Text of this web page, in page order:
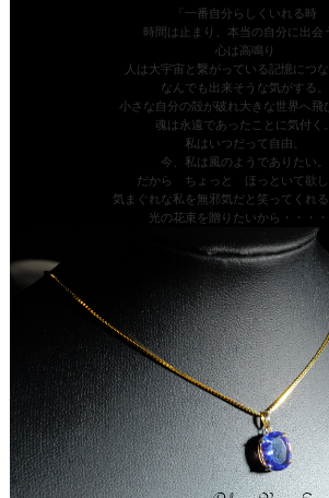
「一番自分らしくいれる時
時間は止まり、本当の自分に出会
心は高鳴り
人は大宇宙と繋がっている記憶につな
なんでも出来そうな気がする。
小さな自分の殻が破れ大きな世界へ飛
魂は永遠であったことに気付く。
私はいつだって自由。
今、私は風のようでありたい。
だから ちょっと ほっといて欲し
気まぐれな私を無邪気だと笑ってくれ
光の花束を贈りたいから・・・・